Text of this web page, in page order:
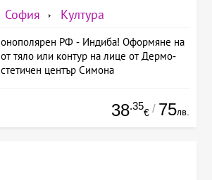
София Култура
РФ - Индиба! Оформяне на
тяло или контур на лице от Дермо-
център Симона
38.35
€ / 75лв.